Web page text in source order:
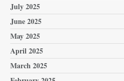
July 2025
June 2025
May 2025
April 2025
March 2025